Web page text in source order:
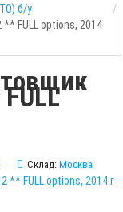
б/у
FULL options, 2014
Склад: Москва